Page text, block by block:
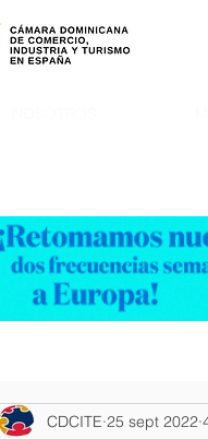
CDCITE 25 sept 2022